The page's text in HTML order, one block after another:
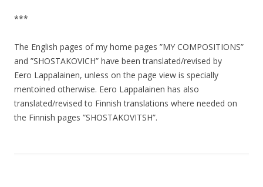
***
The English pages of my home pages ”MY COMPOSITIONS”
and ”SHOSTAKOVICH” have been translated/revised by
Eero Lappalainen, unless on the page view is specially
mentoined otherwise. Eero Lappalainen has also
translated/revised to Finnish translations where needed on
the Finnish pages ”SHOSTAKOVITSH”.